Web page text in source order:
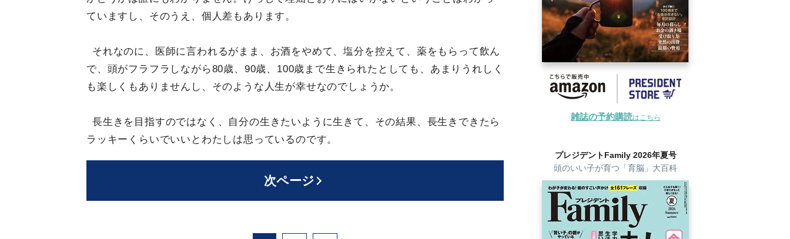
ていますし、そのうえ、個人差もあります。
それなのに、医師に言われるがまま、お酒をやめて、塩分を控えて、薬をもらって飲ん
で、頭がフラフラしながら80歳、90歳、100歳まで生きられたとしても、あまりうれしく
も楽しくもありませんし、そのような人生が幸せなのでしょうか。
長生きを目指すのではなく、自分の生きたいように生きて、その結果、長生きできたら
ラッキーくらいでいいとわたしは思っているのです。
次ページ
雑誌の予約購読はこちら
プレジデントFamily 2026年夏号
頭のいい子が育つ「育脳」大百科